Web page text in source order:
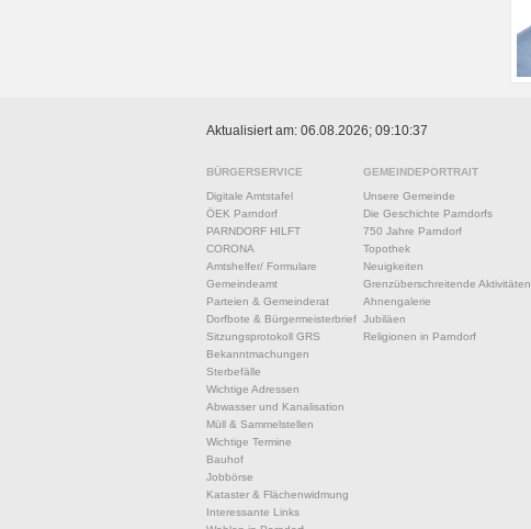
Aktualisiert am: 06.08.2026; 09:10:37
BÜRGERSERVICE
Digitale Amtstafel
ÖEK Parndorf
PARNDORF HILFT
CORONA
Amtshelfer/ Formulare
Gemeindeamt
Parteien & Gemeinderat
Dorfbote & Bürgermeisterbrief
Sitzungsprotokoll GRS
Bekanntmachungen
Sterbefälle
Wichtige Adressen
Abwasser und Kanalisation
Müll & Sammelstellen
Wichtige Termine
Bauhof
Jobbörse
Kataster & Flächenwidmung
Interessante Links
GEMEINDEPORTRAIT
Unsere Gemeinde
Die Geschichte Parndorfs
750 Jahre Parndorf
Topothek
Neuigkeiten
Grenzüberschreitende Aktivitäten
Ahnengalerie
Jubiläen
Religionen in Parndorf